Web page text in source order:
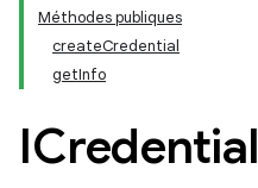
Méthodes publiques
createCredential
getInfo
ICredential